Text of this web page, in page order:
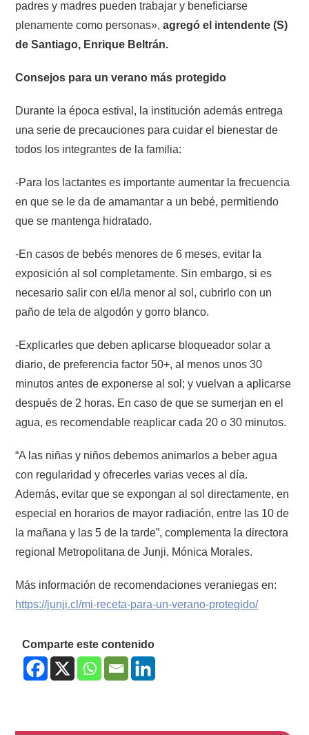
padres y madres pueden trabajar y beneficiarse
plenamente como personas», agregó el intendente (S)
de Santiago, Enrique Beltrán.
Consejos para un verano más protegido
Durante la época estival, la institución además entrega
una serie de precauciones para cuidar el bienestar de
todos los integrantes de la familia:
-Para los lactantes es importante aumentar la frecuencia
en que se le da de amamantar a un bebé, permitiendo
que se mantenga hidratado.
-En casos de bebés menores de 6 meses, evitar la
exposición al sol completamente. Sin embargo, si es
necesario salir con el/la menor al sol, cubrirlo con un
paño de tela de algodón y gorro blanco.
-Explicarles que deben aplicarse bloqueador solar a
diario, de preferencia factor 50+, al menos unos 30
minutos antes de exponerse al sol; y vuelvan a aplicarse
después de 2 horas. En caso de que se sumerjan en el
agua, es recomendable reaplicar cada 20 o 30 minutos.
“A las niñas y niños debemos animarlos a beber agua
con regularidad y ofrecerles varias veces al día.
Además, evitar que se expongan al sol directamente, en
especial en horarios de mayor radiación, entre las 10 de
la mañana y las 5 de la tarde”, complementa la directora
regional Metropolitana de Junji, Mónica Morales.
Más información de recomendaciones veraniegas en:
https://junji.cl/mi-receta-para-un-verano-protegido/
Comparte este contenido